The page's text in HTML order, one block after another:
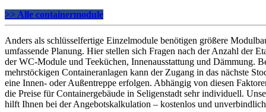
>> Alle containermodule
Anders als schlüsselfertige Einzelmodule benötigen größere
umfassende Planung. Hier stellen sich Fragen nach der Anzahl der
der WC-Module und Teeküchen, Innenausstattung und Dämmung.
mehrstöckigen Containeranlagen kann der Zugang in das nächste
eine Innen- oder Außentreppe erfolgen. Abhängig von diesen
die Preise für Containergebäude in Seligenstadt sehr individuell.
hilft Ihnen bei der Angebotskalkulation – kostenlos und